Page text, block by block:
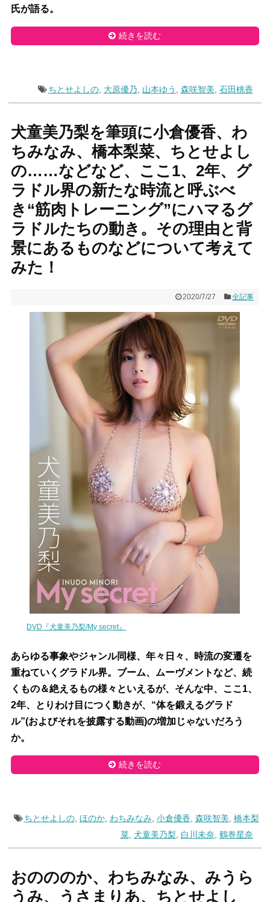
氏が語る。
続きを読む
ちとせよしの, 大原優乃 山本ゆう 森咲智美 石田桃香
犬童美乃梨を筆頭に小倉優香、わ
ちみなみ、橋本梨菜、ちとせよし
の……などなど、ここ1、2年、グ
ラドル界の新たな時流と呼ぶべ
き“筋肉トレーニング”にハマるグ
ラドルたちの動き。その理由と背
景にあるものなどについて考えて
みた！
2020/7/27 全記事
DVD『犬童美乃梨/My secret』
あらゆる事象やジャンル同様、年々日々、時流の変遷を
重ねていくグラドル界。ブーム、ムーヴメントなど、続
くもの＆絶えるもの様々といえるが、そんな中、ここ1、
2年、とりわけ目につく動きが、“体を鍛えるグラド
ル”(およびそれを披露する動画)の増加じゃないだろう
か。
続きを読む
ちとせよしの, ほのか, わちみなみ 小倉優香 森咲智美 橋本梨
菜, 犬童美乃梨 白川未奈 鶴巻星奈
おのののか、わちみなみ、みうら
うみ、うさまりあ、ちとせよし